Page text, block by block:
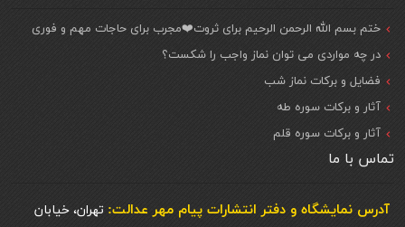
ختم بسم الله الرحمن الرحیم برای ثروت❤️مجرب برای حاجات مهم و فوری
در چه مواردی می توان نماز واجب را شکست؟
فضایل و برکات نماز شب
آثار و برکات سوره طه
آثار و برکات سوره قلم
تماس با ما
آدرس نمایشگاه و دفتر انتشارات پيام مهر عدالت: تهران، خیابان